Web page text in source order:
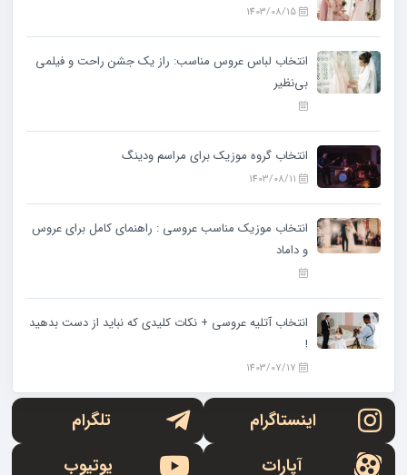
انتخاب لباس عروس مناسب: راز یک جشن راحت و فیلمی
بی‌نظیر
انتخاب گروه موزیک برای مراسم ودینگ
انتخاب موزیک مناسب عروسی : راهنمای کامل برای عروس
و داماد
انتخاب آتلیه عروسی + نکات کلیدی که نباید از دست بدهید
!
اینستاگرام
تلگرام
آپارات
یوتیوب